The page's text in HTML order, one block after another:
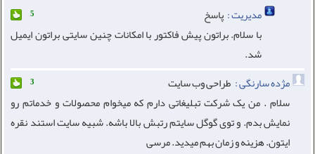
مدیریت : پاسخ 5
با سلام. براتون پیش فاکتور با امکانات چنین سایتی براتون ایمیل
شد.
مژده سارنگی : طراحی وب سایت 3
سلام . من یک شرکت تبلیغاتی دارم که میخوام محصولات و خدماتم رو
نمایش بدم. و توی گوگل سایتم رتبش بالا باشه. شبیه سایت استند نقره
ایتون. هزینه و زمان بهم میدید. مرسی